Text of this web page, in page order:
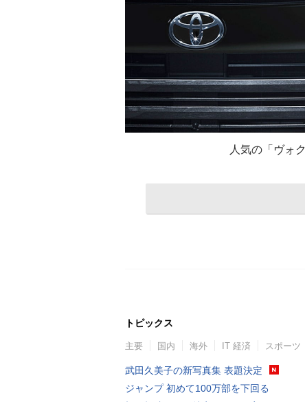
人気の「ヴォ
トピックス
主要 国内 海外 IT 経済 スポーツ
武田久美子の新写真集 表題決定
ジャンプ 初めて100万部を下回る